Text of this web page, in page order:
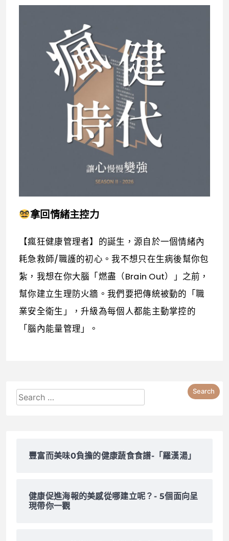
拿回情緒主控力
【瘋狂健康管理者】的誕生，源自於一個情緒內
耗急救師/職護的初心。我不想只在生病後幫你包
紮，我想在你大腦「燃盡（Brain Out）」之前，
幫你建立生理防火牆。我們要把傳統被動的「職
業安全衛生」，升級為每個人都能主動掌控的
「腦內能量管理」。
豐富而美味0負擔的健康蔬食食譜-「羅漢湯」
健康促進海報的美感從哪建立呢？- 5個面向呈
現帶你一觀